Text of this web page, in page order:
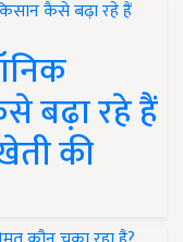
बढ़ा रहे हैं
की